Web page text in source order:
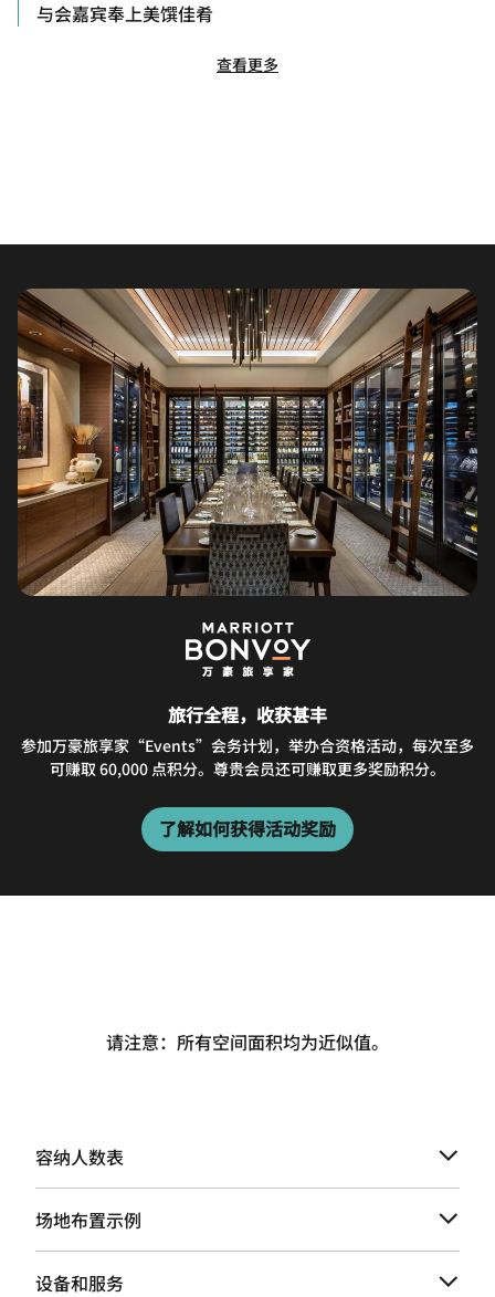
与会嘉宾奉上美馔佳肴
查看更多
旅行全程，收获甚丰
参加万豪旅享家“Events”会务计划，举办合资格活动，每次至多
可赚取 60,000 点积分。尊贵会员还可赚取更多奖励积分。
了解如何获得活动奖励
请注意：所有空间面积均为近似值。
容纳人数表
场地布置示例
设备和服务